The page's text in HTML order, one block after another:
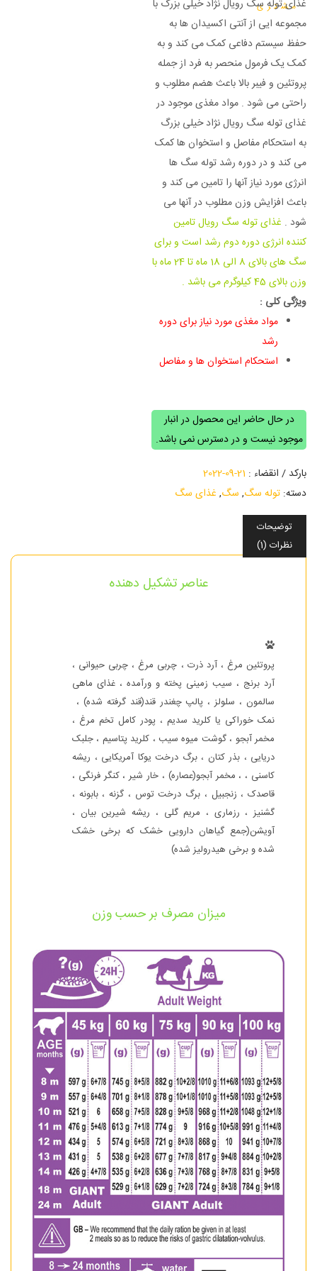
مشتری
غذای توله سگ رویال نژاد خیلی بزرگ با
مجموعه ایی از آنتی اکسیدان ها به
حفظ سیستم دفاعی کمک می کند و به
کمک یک فرمول منحصر به فرد از جمله
پروتئین و فیبر بالا باعث هضم مطلوب و
راحتی می شود . مواد مغذی موجود در
غذای توله سگ رویال نژاد خیلی بزرگ
به استحکام مفاصل و استخوان ها کمک
می کند و در دوره رشد توله سگ ها
انرژی مورد نیاز آنها را تامین می کند و
باعث افزایش وزن مطلوب در آنها می
شود . غذای توله سگ رویال تامین
کننده انرژی دوره دوم رشد است و برای
سگ های بالای 8 الی 18 ماه تا 24 ماه با
وزن بالای 45 کیلوگرم می باشد .
ویژگی کلی :
مواد مغذی مورد نیاز برای دوره
رشد
استحکام استخوان ها و مفاصل
در حال حاضر این محصول در انبار
موجود نیست و در دسترس نمی باشد.
بارکد / انقضاء : 21-09-2022
دسته:توله سگ, سگ, غذای سگ
توضیحات
نظرات (1)
عناصر تشکیل دهنده
پروتئین مرغ ، آرد ذرت ، چربی مرغ ، چربی حیوانی ،
آرد برنج ، سیب زمینی پخته و ورآمده ، غذای ماهی
سالمون ، سلولز ، پالپ چغندر قند(قند گرفته شده) ،
نمک خوراکی یا کلرید سدیم ، پودر کامل تخم مرغ ،
مخمر آبجو ، گوشت میوه سیب ، کلرید پتاسیم ، جلبک
دریایی ، بذر کتان ، برگ درخت یوکا آمریکایی ، ریشه
کاسنی ، ، مخمر آبجو(عصاره) ، خار شیر ، کنگر فرنگی ،
قاصدک ، زنجبیل ، برگ درخت توس ، گزنه ، بابونه ،
گشنیز ، رزماری ، مریم گلی ، ریشه شیرین بیان ،
آویشن(جمع گیاهان دارویی خشک که برخی خشک
شده و برخی هیدرولیز شده)
میزان مصرف بر حسب وزن